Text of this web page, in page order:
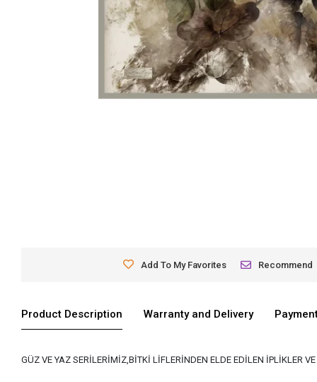
Add To My Favorites Recommend
Product Description Warranty and Delivery
GÜZ VE YAZ SERİLERİMİZ,BİTKİ LİFLERİNDEN ELDE EDİLEN İPLİKLER